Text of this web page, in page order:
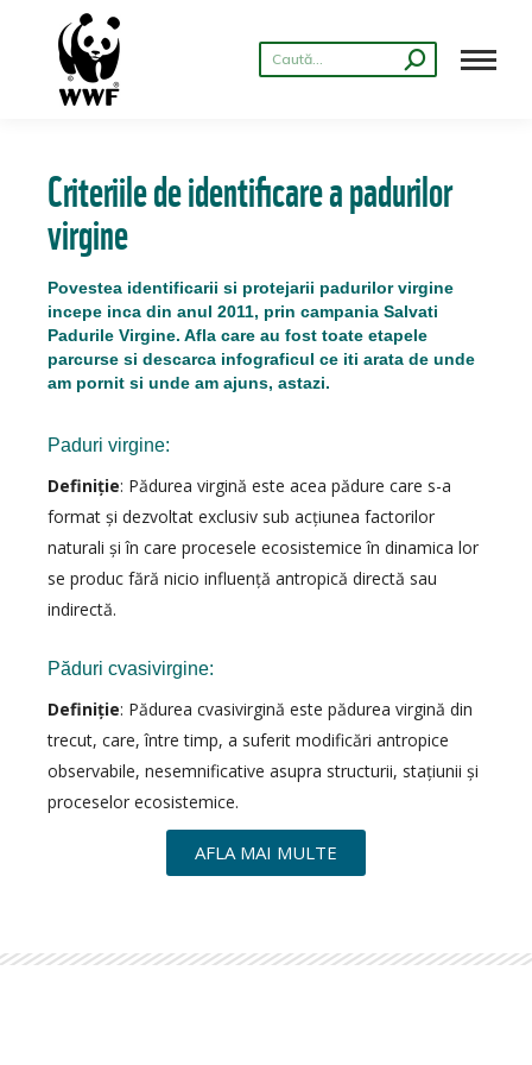
Criteriile de identificare a padurilor
virgine
Povestea identificarii si protejarii padurilor virgine
incepe inca din anul 2011, prin campania Salvati
Padurile Virgine. Afla care au fost toate etapele
parcurse si descarca infograficul ce iti arata de unde
am pornit si unde am ajuns, astazi.
Paduri virgine:
Definiţie: Pădurea virgină este acea pădure care s-a
format şi dezvoltat exclusiv sub acţiunea factorilor
naturali şi în care procesele ecosistemice în dinamica lor
se produc fără nicio influenţă antropică directă sau
indirectă.
Păduri cvasivirgine:
Definiţie: Pădurea cvasivirgină este pădurea virgină din
trecut, care, între timp, a suferit modificări antropice
observabile, nesemnificative asupra structurii, staţiunii şi
proceselor ecosistemice.
AFLA MAI MULTE